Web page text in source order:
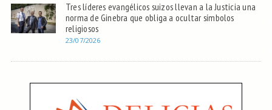
Tres líderes evangélicos suizos llevan a la Justicia una
norma de Ginebra que obliga a ocultar símbolos
religiosos
23/07/2026